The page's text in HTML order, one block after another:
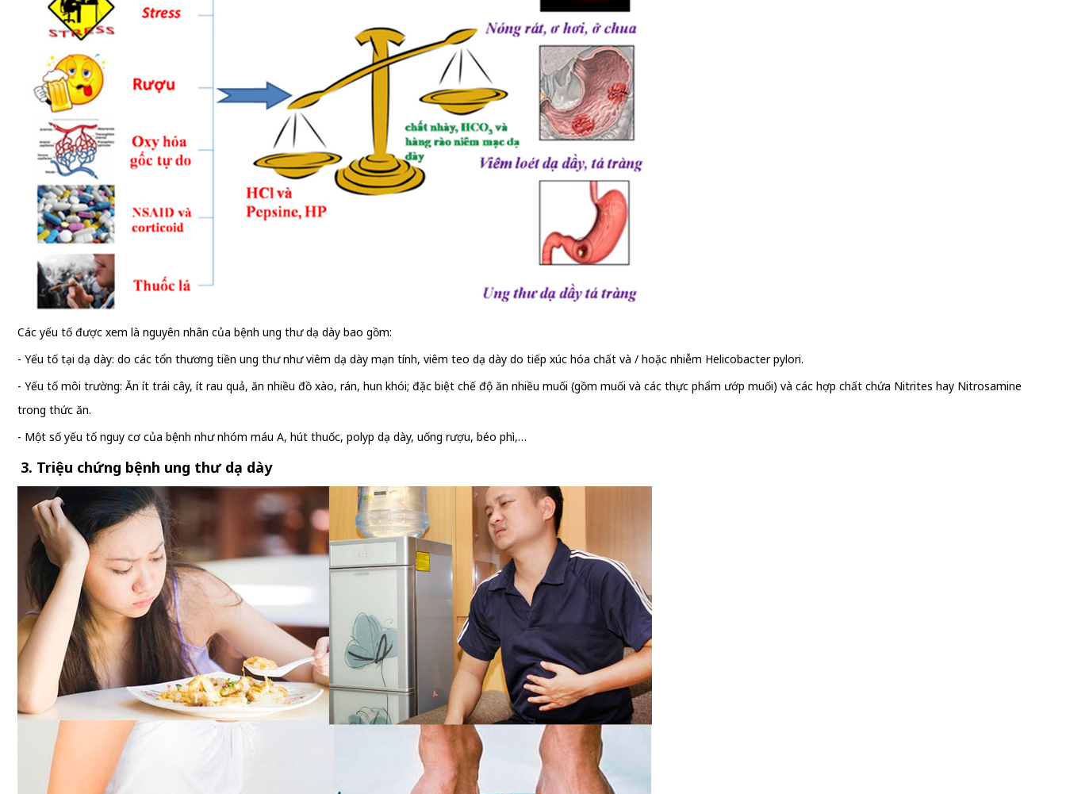
Các yếu tố được xem là nguyên nhân của bệnh ung thư dạ dày bao gồm:
- Yếu tố tại dạ dày: do các tổn thương tiền ung thư như viêm dạ dày mạn tính, viêm teo dạ dày do tiếp xúc hóa chất và / hoặc nhiễm Helicobacter pylori.
- Yếu tố môi trường: Ăn ít trái cây, ít rau quả, ăn nhiều đồ xào, rán, hun khói; đặc biệt chế độ ăn nhiều muối (gồm muối và các thực phẩm ướp muối) và các hợp chất chứa Nitrites hay Nitrosamine
trong thức ăn.
- Một số yếu tố nguy cơ của bệnh như nhóm máu A, hút thuốc, polyp dạ dày, uống rượu, béo phì,…
3. Triệu chứng bệnh ung thư dạ dày